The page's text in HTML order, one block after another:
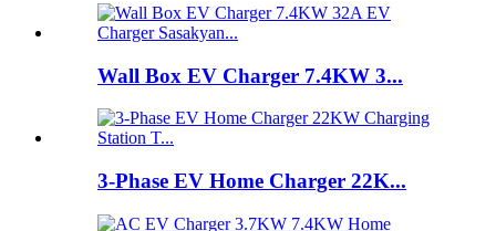
Wall Box EV Charger 7.4KW 3...
3-Phase EV Home Charger 22K...